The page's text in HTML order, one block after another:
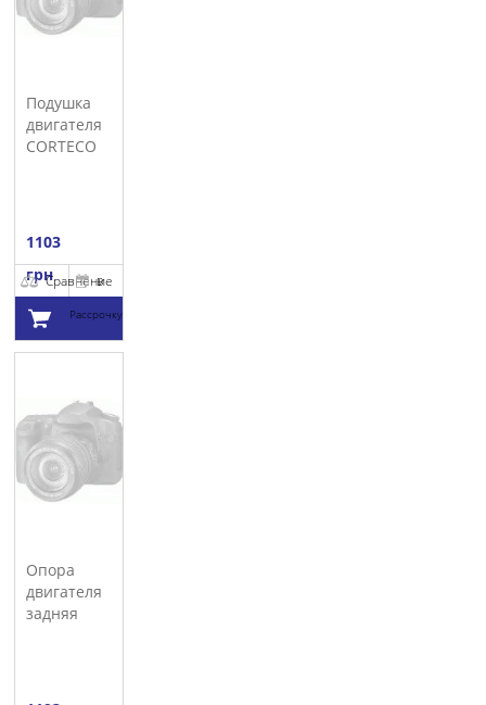
Подушка
двигателя
CORTECO
1103
грнСравнение
В
Рассрочку
корзину
Опора
двигателя
задняя